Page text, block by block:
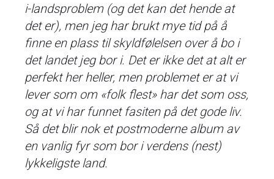
i-landsproblem (og det kan det hende at
det er), men jeg har brukt mye tid på å
finne en plass til skyldfølelsen over å bo i
det landet jeg bor i. Det er ikke det at alt er
perfekt her heller, men problemet er at vi
lever som om «folk flest» har det som oss,
og at vi har funnet fasiten på det gode liv.
Så det blir nok et postmoderne album av
en vanlig fyr som bor i verdens (nest)
lykkeligste land.